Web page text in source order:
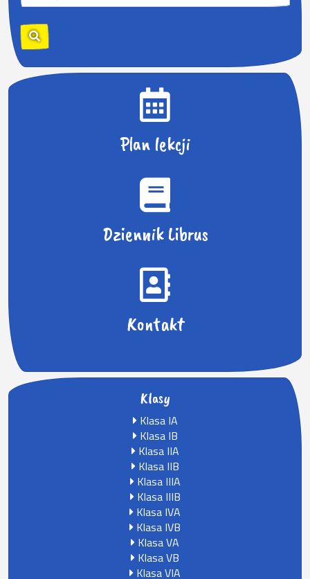
k
a
j
:
Plan lekcji
Dziennik Librus
Kontakt
Klasy
Klasa IA
Klasa IB
Klasa IIA
Klasa IIB
Klasa IIIA
Klasa IIIB
Klasa IVA
Klasa IVB
Klasa VA
Klasa VB
Klasa VIA